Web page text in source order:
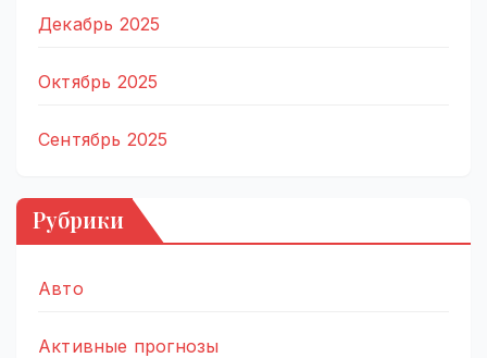
Декабрь 2025
Октябрь 2025
Сентябрь 2025
Рубрики
Авто
Активные прогнозы